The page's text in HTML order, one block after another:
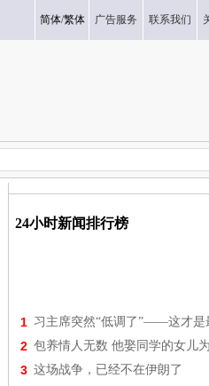
简体/繁体 广告服务 联系我们
24小时新闻排行榜
1 习主席突然“低调了”——这才是
2 包养情人无数 他娶同学的女儿
3 这场战争，已经不在伊朗了